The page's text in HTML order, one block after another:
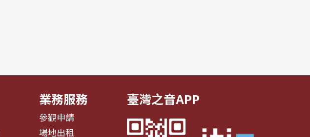
業務服務
參觀申請
場地出租
臺灣之音APP